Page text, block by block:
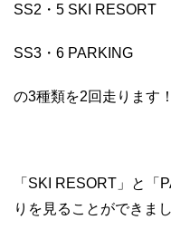
SS2・5 SKI RESORT
SS3・6 PARKING
の3種類を2回走ります！
「SKI RESORT」と「
りを見ることができま